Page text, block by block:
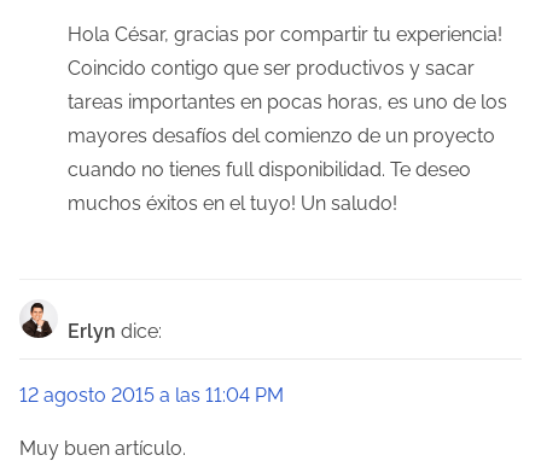
Hola César, gracias por compartir tu experiencia!
Coincido contigo que ser productivos y sacar
tareas importantes en pocas horas, es uno de los
mayores desafíos del comienzo de un proyecto
cuando no tienes full disponibilidad. Te deseo
muchos éxitos en el tuyo! Un saludo!
Erlyn dice:
12 agosto 2015 a las 11:04 PM
Muy buen artículo.